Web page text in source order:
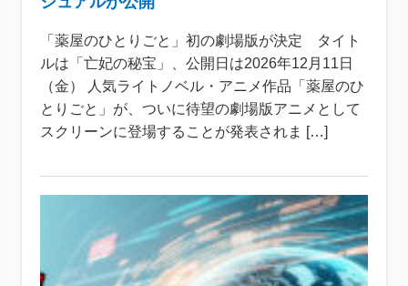
「薬屋のひとりごと」初の劇場版が決定 タイト
ルは「亡妃の秘宝」、公開日は2026年12月11日
（金） 人気ライトノベル・アニメ作品「薬屋のひ
とりごと」が、ついに待望の劇場版アニメとして
スクリーンに登場することが発表されま […]